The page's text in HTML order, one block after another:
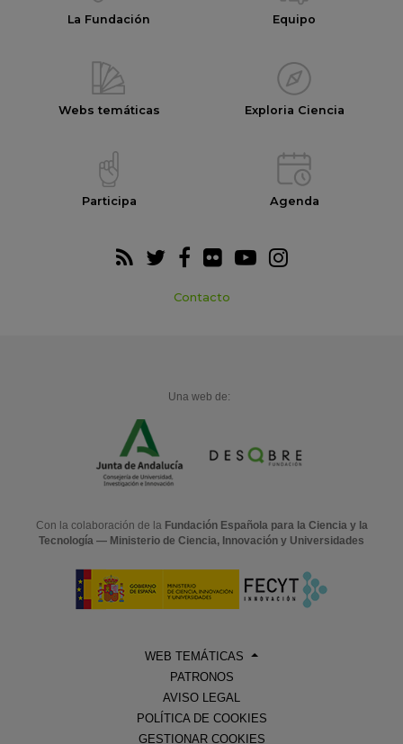
La Fundación Equipo
Webs temáticas Exploria Ciencia
Participa Agenda
Contacto
Una web de:
Con la colaboración de la Fundación Española para la Ciencia y la
Tecnología — Ministerio de Ciencia, Innovación y Universidades
WEB TEMÁTICAS
PATRONOS
AVISO LEGAL
POLÍTICA DE COOKIES
GESTIONAR COOKIES